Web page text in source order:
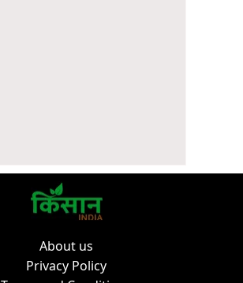
About us
Privacy Policy